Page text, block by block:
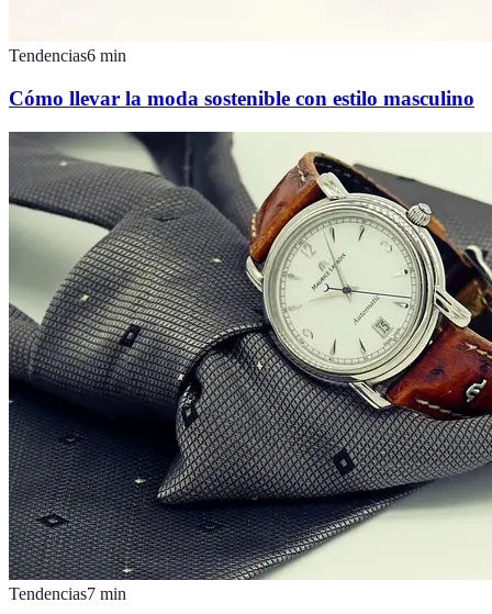
Tendencias6 min
Cómo llevar la moda sostenible con estilo masculino
Tendencias7 min